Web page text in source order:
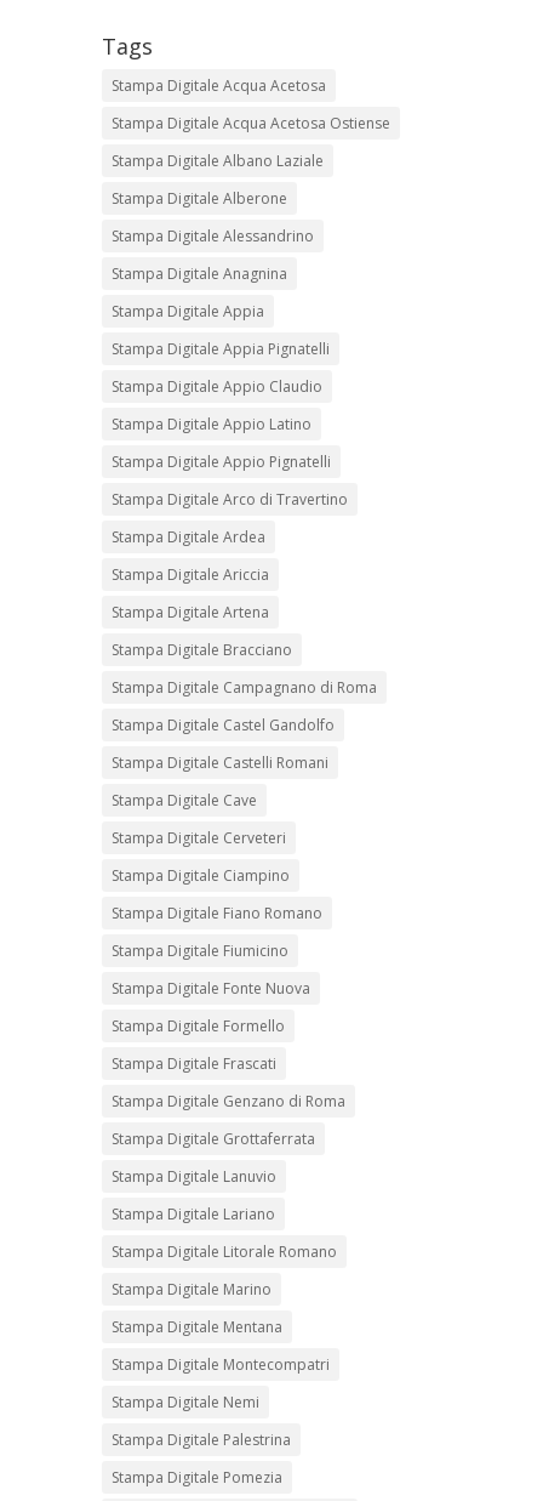
Tags
Stampa Digitale Acqua Acetosa
Stampa Digitale Acqua Acetosa Ostiense
Stampa Digitale Albano Laziale
Stampa Digitale Alberone
Stampa Digitale Alessandrino
Stampa Digitale Anagnina
Stampa Digitale Appia
Stampa Digitale Appia Pignatelli
Stampa Digitale Appio Claudio
Stampa Digitale Appio Latino
Stampa Digitale Appio Pignatelli
Stampa Digitale Arco di Travertino
Stampa Digitale Ardea
Stampa Digitale Ariccia
Stampa Digitale Artena
Stampa Digitale Bracciano
Stampa Digitale Campagnano di Roma
Stampa Digitale Castel Gandolfo
Stampa Digitale Castelli Romani
Stampa Digitale Cave
Stampa Digitale Cerveteri
Stampa Digitale Ciampino
Stampa Digitale Fiano Romano
Stampa Digitale Fiumicino
Stampa Digitale Fonte Nuova
Stampa Digitale Formello
Stampa Digitale Frascati
Stampa Digitale Genzano di Roma
Stampa Digitale Grottaferrata
Stampa Digitale Lanuvio
Stampa Digitale Lariano
Stampa Digitale Litorale Romano
Stampa Digitale Marino
Stampa Digitale Mentana
Stampa Digitale Montecompatri
Stampa Digitale Nemi
Stampa Digitale Palestrina
Stampa Digitale Pomezia